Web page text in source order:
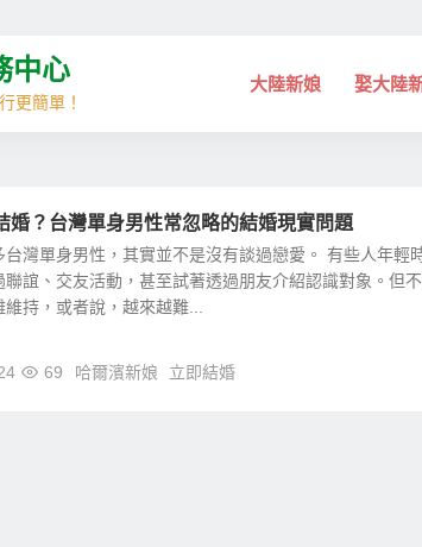
中心
更簡單！
大陸新娘 娶大陸
婚？台灣單身男性常忽略的結婚現實問題
台灣單身男性，其實並不是沒有談過戀愛。 有些人年輕
聯誼、交友活動，甚至試著透過朋友介紹認識對象。但
維持，或者說，越來越難...
69 哈爾濱新娘 立即結婚